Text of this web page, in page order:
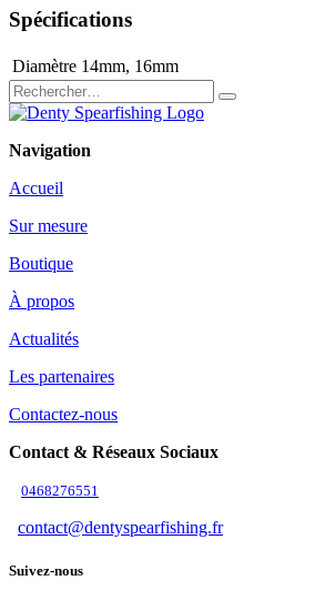
Spécifications
Diamètre 14mm, 16mm
Navigation
Accueil
Sur mesure
Boutique
À propos
Actualités
Les partenaires
Contactez-nous
Contact & Réseaux Sociaux
0468276551
contact@dentyspearfishing.fr
Suivez-nous